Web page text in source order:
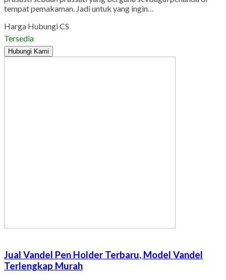
tempat pemakaman. Jadi untuk yang ingin…
Harga Hubungi CS
Tersedia
Hubungi Kami
Jual Vandel Pen Holder Terbaru, Model Vandel
Terlengkap Murah